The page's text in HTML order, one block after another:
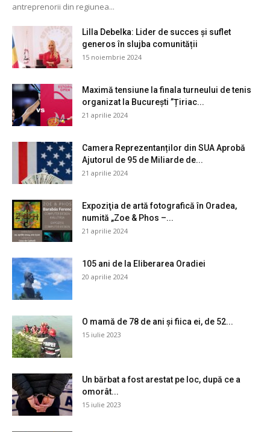
antreprenorii din regiunea...
Lilla Debelka: Lider de succes și suflet
generos în slujba comunității
15 noiembrie 2024
Maximă tensiune la finala turneului de tenis
organizat la București ”Țiriac...
21 aprilie 2024
Camera Reprezentanților din SUA Aprobă
Ajutorul de 95 de Miliarde de...
21 aprilie 2024
Expoziţia de artă fotografică în Oradea,
numită „Zoe & Phos –...
21 aprilie 2024
105 ani de la Eliberarea Oradiei
20 aprilie 2024
O mamă de 78 de ani și fiica ei, de 52...
15 iulie 2023
Un bărbat a fost arestat pe loc, după ce a
omorât...
15 iulie 2023